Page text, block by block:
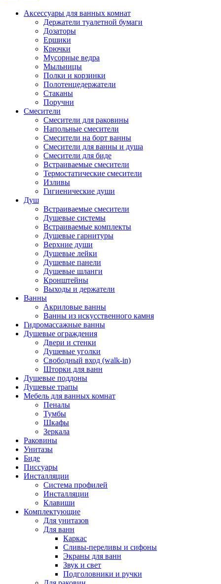
Аксессуары для ванных комнат
Держатели туалетной бумаги
Дозаторы
Ершики
Крючки
Мусорные ведра
Мыльницы
Полки и корзинки
Полотенцедержатели
Стаканы
Поручни
Смесители
Смесители для раковины
Напольные смесители
Смесители на борт ванны
Смесители для ванны и душа
Смесители для биде
Встраиваемые смесители
Термостатические смесители
Изливы
Гигиенические души
Душ
Встраиваемые смесители
Душевые системы
Встраиваемые комплекты
Душевые гарнитуры
Верхние души
Душевые лейки
Душевые панели
Душевые шланги
Кронштейны
Выходы и держатели
Ванны
Акриловые ванны
Ванны из искусственного камня
Гидромассажные ванны
Душевые ограждения
Двери и стенки
Душевые уголки
Свободный вход (walk-in)
Шторки для ванн
Душевые поддоны
Душевые трапы
Мебель для ванных комнат
Пеналы
Тумбы
Шкафы
Зеркала
Раковины
Унитазы
Биде
Писсуары
Инсталляции
Система профилей
Инсталляции
Клавиши
Комплектующие
Для унитазов
Для ванн
Каркас
Сливы-переливы и сифоны
Экраны для ванн
Звук и свет
Подголовники и ручки